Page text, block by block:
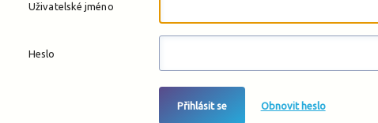
Uživatelské jméno
Heslo
Přihlásit se Obnovit heslo